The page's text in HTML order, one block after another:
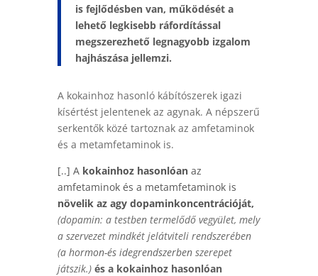
is fejlődésben van, működését a
lehető legkisebb ráfordítással
megszerezhető legnagyobb izgalom
hajhászása jellemzi.
A kokainhoz hasonló kábítószerek igazi
kísértést jelentenek az agynak. A népszerű
serkentők közé tartoznak az amfetaminok
és a metamfetaminok is.
[..] A kokainhoz hasonlóanaz
amfetaminok és a metamfetaminok is
növelik az agy dopaminkoncentrációját,
(dopamin: a testben termelődő vegyület, mely
a szervezet mindkét jelátviteli rendszerében
(a hormon-és idegrendszerbenszerepet
játszik.)és a kokainhoz hasonlóan